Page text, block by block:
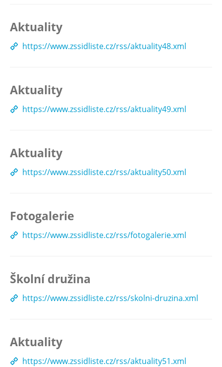
Aktuality
https://www.zssidliste.cz/rss/aktuality48.xml
Aktuality
https://www.zssidliste.cz/rss/aktuality49.xml
Aktuality
https://www.zssidliste.cz/rss/aktuality50.xml
Fotogalerie
https://www.zssidliste.cz/rss/fotogalerie.xml
Školní družina
https://www.zssidliste.cz/rss/skolni-druzina.xml
Aktuality
https://www.zssidliste.cz/rss/aktuality51.xml